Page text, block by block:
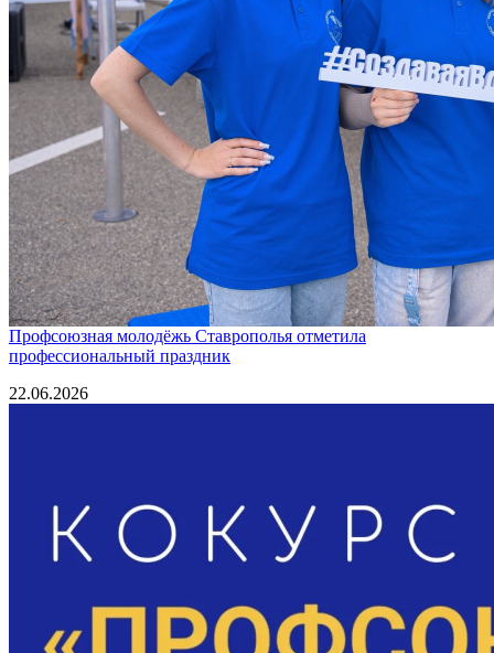
Профсоюзная молодёжь Ставрополья отметила
профессиональный праздник
22.06.2026